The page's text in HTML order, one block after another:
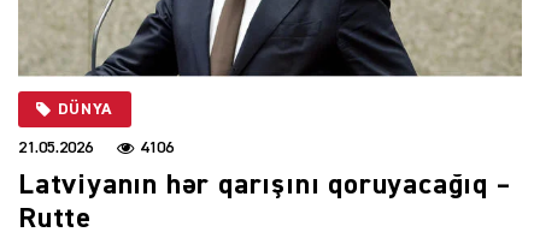
DÜNYA
21.05.2026 4106
Latviyanın hər qarışını qoruyacağıq –
Rutte